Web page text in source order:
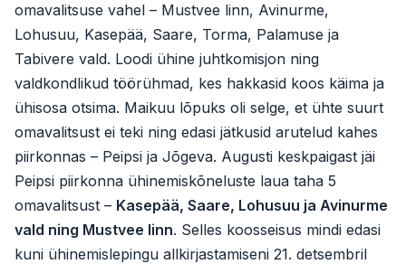
omavalitsuse vahel – Mustvee linn, Avinurme,
Lohusuu, Kasepää, Saare, Torma, Palamuse ja
Tabivere vald. Loodi ühine juhtkomisjon ning
valdkondlikud töörühmad, kes hakkasid koos käima ja
ühisosa otsima. Maikuu lõpuks oli selge, et ühte suurt
omavalitsust ei teki ning edasi jätkusid arutelud kahes
piirkonnas – Peipsi ja Jõgeva. Augusti keskpaigast jäi
Peipsi piirkonna ühinemiskõneluste laua taha 5
omavalitsust – Kasepää, Saare, Lohusuu ja Avinurme
vald ning Mustvee linn. Selles koosseisus mindi edasi
kuni ühinemislepingu allkirjastamiseni 21. detsembril